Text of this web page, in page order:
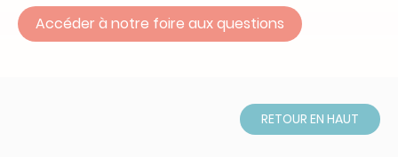
Accéder à notre foire aux questions
RETOUR EN HAUT